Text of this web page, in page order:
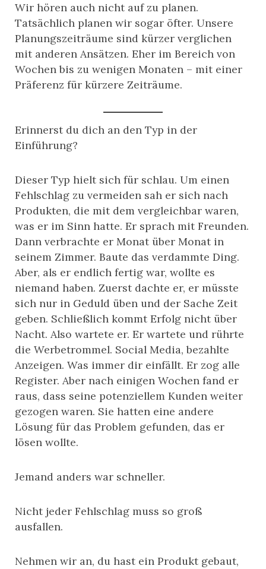
Wir hören auch nicht auf zu planen.
Tatsächlich planen wir sogar öfter. Unsere
Planungszeiträume sind kürzer verglichen
mit anderen Ansätzen. Eher im Bereich von
Wochen bis zu wenigen Monaten – mit einer
Präferenz für kürzere Zeiträume.
Erinnerst du dich an den Typ in der
Einführung?
Dieser Typ hielt sich für schlau. Um einen
Fehlschlag zu vermeiden sah er sich nach
Produkten, die mit dem vergleichbar waren,
was er im Sinn hatte. Er sprach mit Freunden.
Dann verbrachte er Monat über Monat in
seinem Zimmer. Baute das verdammte Ding.
Aber, als er endlich fertig war, wollte es
niemand haben. Zuerst dachte er, er müsste
sich nur in Geduld üben und der Sache Zeit
geben. Schließlich kommt Erfolg nicht über
Nacht. Also wartete er. Er wartete und rührte
die Werbetrommel. Social Media, bezahlte
Anzeigen. Was immer dir einfällt. Er zog alle
Register. Aber nach einigen Wochen fand er
raus, dass seine potenziellem Kunden weiter
gezogen waren. Sie hatten eine andere
Lösung für das Problem gefunden, das er
lösen wollte.
Jemand anders war schneller.
Nicht jeder Fehlschlag muss so groß
ausfallen.
Nehmen wir an, du hast ein Produkt gebaut,